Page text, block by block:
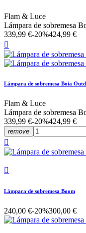
Flam & Luce
Lámpara de sobremesa
339,99 €-20%424,99 €

Lámpara de sobremesa Boia
Flam & Luce
Lámpara de sobremesa
339,99 €-20%424,99 €
remove


Lámpara de sobremesa Boom
240,00 €-20%300,00 €